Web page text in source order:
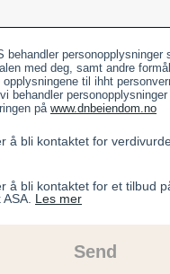
behandler personopplysninger
med deg, samt andre
opplysningene til ihht
behandler personopplysninger
på www.dnbeiendom.no
å bli kontaktet for
å bli kontaktet for et tilbud
Les mer
Send